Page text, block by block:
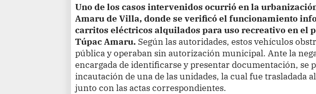
Uno de los casos intervenidos ocurrió en la
Amaru de Villa, donde se verificó el funcionamiento
carritos eléctricos alquilados para uso recreativo en el
Túpac Amaru. Según las autoridades, estos vehículos
pública y operaban sin autorización municipal. Ante la
encargada de identificarse y presentar documentación, se
incautación de una de las unidades, la cual fue trasladada
junto con las actas correspondientes.